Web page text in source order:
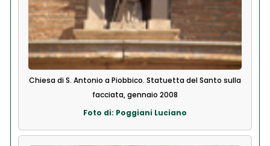
Chiesa di S. Antonio a Piobbico. Statuetta del Santo sulla
facciata, gennaio 2008
Foto di: Poggiani Luciano